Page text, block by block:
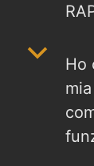
b
Ho